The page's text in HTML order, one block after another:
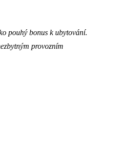
pouhý bonus k ubytování.
provozním